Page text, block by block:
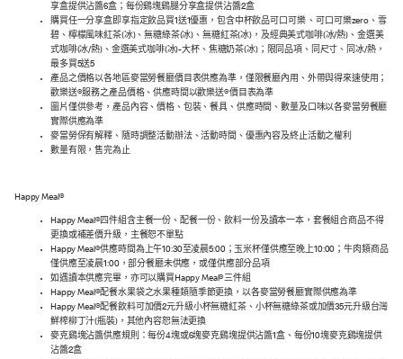
享盒提供沾醬6盒；每份鷄塊鷄腿分享盒提供沾醬2盒
購買任一分享盒即享指定飲品買1送1優惠，包含中杯飲品可口可樂 、可口可樂zero、雪
碧、檸檬風味紅茶(冰)、無糖綠茶(冰)、無糖紅茶(冰)，及經典美式咖啡(冰/熱)、金選美
式咖啡(冰/熱)、金選美式咖啡(冰)-大杯、焦糖奶茶(冰)；限同品項、同尺寸、同冰/熱，
最多買5送5
產品之價格以各地區麥當勞餐廳價目表供應為準，僅限餐廳內用、外帶與得來速使用；
歡樂送®服務之產品價格、供應時間以歡樂送®價目表為準
圖片僅供參考，產品內容、價格、包裝、餐具、供應時間、數量及口味以各麥當勞餐廳
實際供應為準
麥當勞保有解釋、隨時調整活動辦法、活動時間、優惠內容及終止活動之權利
數量有限，售完為止
Happy Meal®
Happy Meal®四件組含主餐一份、配餐一份、飲料一份及讀本一本，套餐組合商品不得
更換或補差價升級，主餐恕不單點
Happy Meal®供應時間為上午10:30至凌晨5:00；玉米杯僅供應至晚上10:00；牛肉類商品
僅供應至凌晨1:00，部分餐廳未供應，或僅供應部分品項
如遇讀本供應完畢，亦可以購買Happy Meal®三件組
Happy Meal®配餐水果袋之水果種類隨季節更換，以各麥當勞餐廳實際供應為準
Happy Meal®配餐飲料可加價2元升級小杯無糖紅茶、小杯無糖綠茶或加價35元升級台灣
鮮榨柳丁汁(瓶裝)，其他內容恕無法更換
麥克鷄塊沾醬供應規則：每份4塊或6塊麥克鷄塊提供沾醬1盒、每份10塊麥克鷄塊提供
沾醬2盒